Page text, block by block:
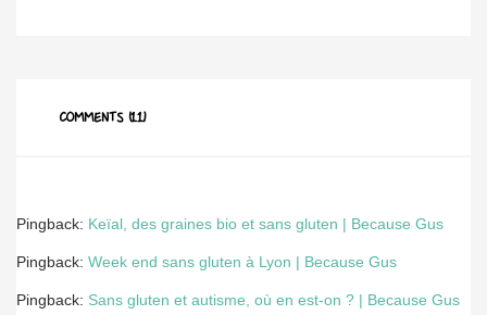
COMMENTS (11)
Pingback: Keïal, des graines bio et sans gluten | Because Gus
Pingback: Week end sans gluten à Lyon | Because Gus
Pingback: Sans gluten et autisme, où en est-on ? | Because Gus